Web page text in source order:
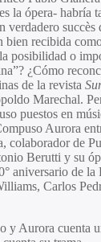
la ópera-
verdadero
recibida
posibilidad o
¿Cómo
de la revista
Marechal.
puestos en
Aurora
de
Berutti y su
aniversario de
Carlos
y Aurora cuenta